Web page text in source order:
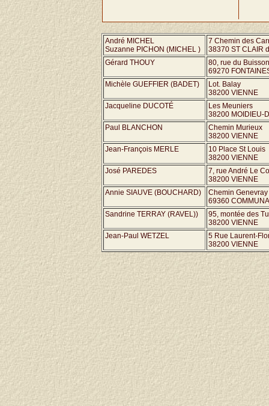
André MICHEL
Suzanne PICHON (MICHEL )
7 Chemin des
38370 ST CLAIR
Gérard THOUY
80, rue du Buisson
69270
Michèle GUEFFIER (BADET)
Lot. Balay
38200 VIENNE
Jacqueline DUCOTÉ
Les Meuniers
38200 MOIDIEU-
Paul BLANCHON
Chemin Murieux
38200 VIENNE
Jean-François MERLE
10 Place St Louis
38200 VIENNE
José PAREDES
7, rue André Le
38200 VIENNE
Annie SIAUVE (BOUCHARD)
Chemin Genevray
69360
Sandrine TERRAY (RAVEL))
95, montée des
38200 VIENNE
Jean-Paul WETZEL
5 Rue Laurent-
38200 VIENNE